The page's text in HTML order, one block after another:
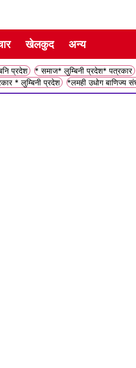
खेलकुद अन्य
प्रदेश * समाज* लुम्बिनी प्रदेश* पत्रकार
* लुम्बिनी प्रदेश *लमही उधोग बाणिज्य